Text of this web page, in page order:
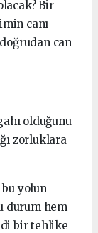
Bir
canı
can
olduğunu
zorluklara
bu yolun
durum hem
bir tehlike